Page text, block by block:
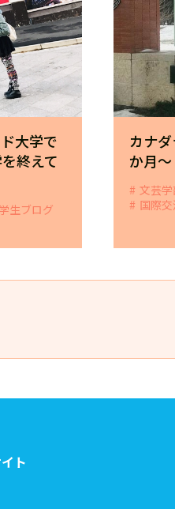
大学で
終えて
生ブログ
カナ
か月～
文芸学
国際
ト